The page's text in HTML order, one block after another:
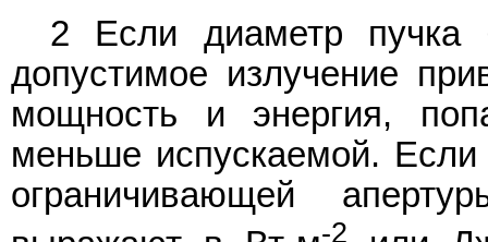
2 Если диаметр пучка
допустимое излучение
мощность и энергия,
меньше испускаемой.
ограничивающей
-2